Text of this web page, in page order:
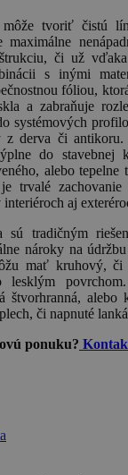
môže tvoriť čistú
či už
s inými
fóliou,
a zabraňuje
systémových
z derva či
do stavebnej
alebo tepelne
trvalé
aj
sú tradičným
nároky na
mať kruhový, či
lesklým
štvorhranná, alebo
či napnuté
ponuku?